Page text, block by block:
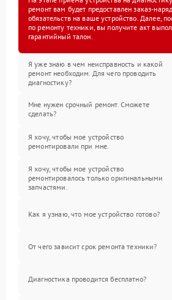
ремонт вам будет предоставлен заказ-
обязательств на ваше устройство. Далее,
по ремонту техники, вы получите акт
гарантийный талон.
Я уже знаю в чем неисправность и какой
ремонт необходим. Для чего проводить
диагностику?
Мне нужен срочный ремонт. Сможете
сделать?
Я хочу, чтобы мое устройство
ремонтировали при мне.
Я хочу, чтобы мое устройство
ремонтировалось только оригинальными
запчастями.
Как я узнаю, что мое устройство готово?
От чего зависит срок ремонта техники?
Диагностика проводится бесплатно?